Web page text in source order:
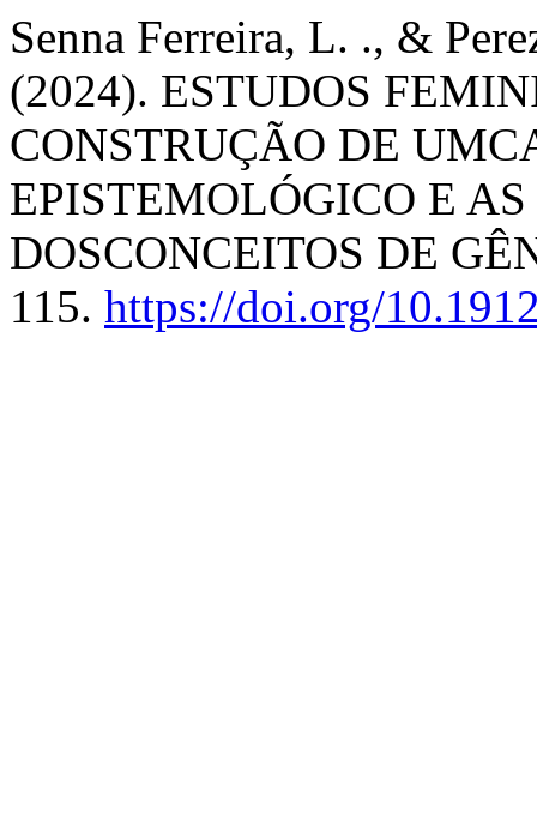
Senna Ferreira, L. ., &
(2024). ESTUDOS
CONSTRUÇÃO DE
EPISTEMOLÓGICO E
DOSCONCEITOS DE
115. https://doi.org/